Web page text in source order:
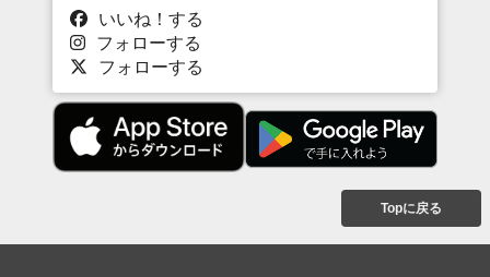
いいね！する
フォローする
フォローする
Topに戻る